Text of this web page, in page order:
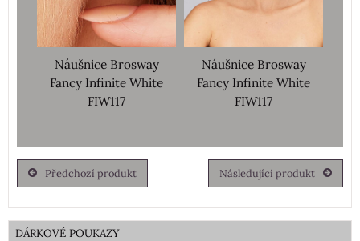
Náušnice Brosway
Fancy Infinite White
FIW117
Náušnice Brosway
Fancy Infinite White
FIW117
Předchozí produkt Následující produkt
DÁRKOVÉ POUKAZY